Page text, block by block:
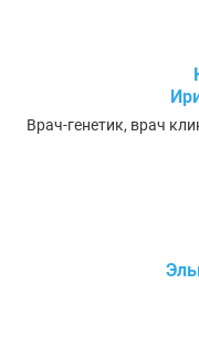
Врач-генетик, врач